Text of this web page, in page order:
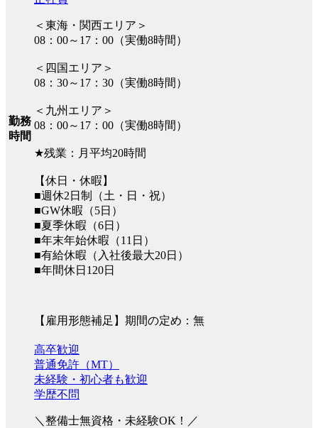
勤務
時間
＜東海・関西エリア＞
08：00～17：00（実働8時間）
＜四国エリア＞
08：30～17：30（実働8時間）
＜九州エリア＞
08：00～17：00（実働8時間）
★残業：月平均20時間
【休日・休暇】
■週休2日制（土・日・祝）
■GW休暇（5日）
■夏季休暇（6日）
■年末年始休暇（11日）
■有給休暇（入社後最大20日）
■年間休日120日
【雇用形態補足】期間の定め：無
高卒歓迎
普通免許（MT）
未経験・初心者も歓迎
学歴不問
＼整備士無資格・未経験OK！／